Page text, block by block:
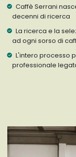
Caffè Serrani
decenni di ricerca
La ricerca e la
ad ogni sorso di
L'intero processo
professionale